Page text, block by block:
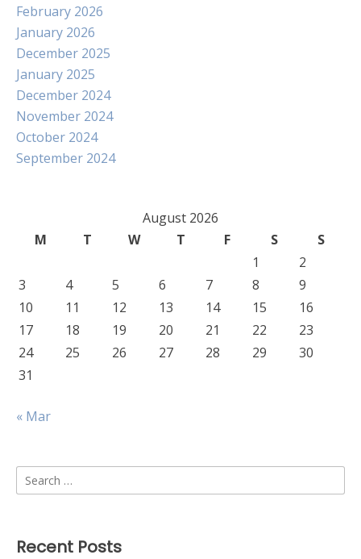
February 2026
January 2026
December 2025
January 2025
December 2024
November 2024
October 2024
September 2024
August 2026
M
T W T F S
S
1
2
3
4 5 6 7 8
9
10
11 12 13 14 15
16
17
18 19 20 21 22
23
24
25 26 27 28 29
30
31
« Mar
Search
for:
Recent Posts